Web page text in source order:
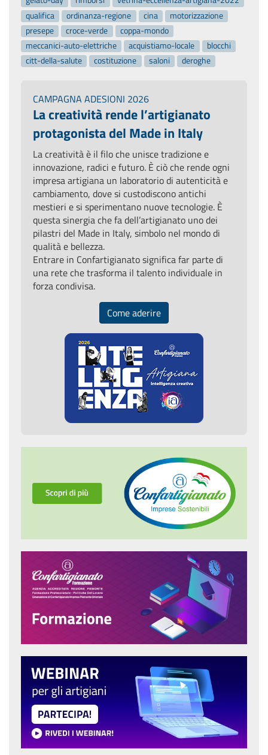
qualifica
ordinanza-regione cina
motorizzazione
presepe
croce-verde
coppa-mondo
meccanici-auto-elettriche
acquistiamo-locale
blocchi
citt-della-salute
costituzione saloni deroghe
CAMPAGNA ADESIONI 2026
La creatività rende l’artigianato
protagonista del Made in Italy
La creatività è il filo che unisce tradizione e
innovazione, radici e futuro. È ciò che rende ogni
impresa artigiana un laboratorio di autenticità e
cambiamento, dove si custodiscono antichi
mestieri e si sperimentano nuove tecnologie. È
questa sinergia che fa dell’artigianato uno dei
pilastri del Made in Italy, simbolo nel mondo di
qualità e bellezza.
Entrare in Confartigianato significa far parte di
una rete che trasforma il talento individuale in
forza condivisa.
Come aderire